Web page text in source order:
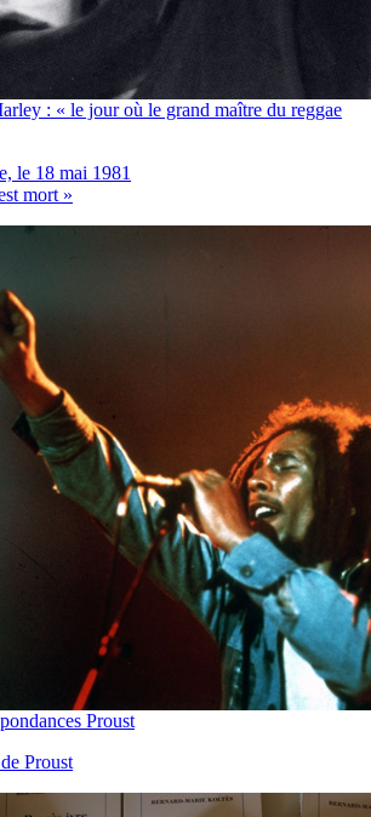
: « le jour où le grand maître du reggae
le 18 mai 1981
mort »
Proust
Proust